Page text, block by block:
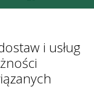
i usług